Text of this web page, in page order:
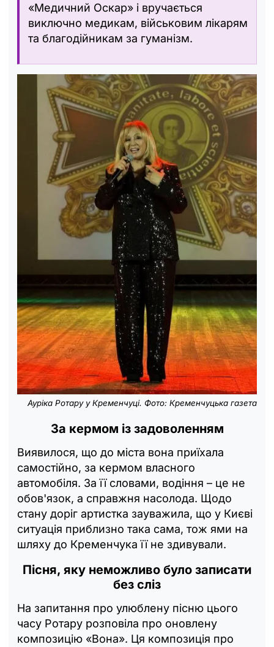
«Медичний Оскар» і вручається
виключно медикам, військовим лікарям
та благодійникам за гуманізм.
Ауріка Ротару у Кременчуці. Фото: Кременчуцька газета
За кермом із задоволенням
Виявилося, що до міста вона приїхала
самостійно, за кермом власного
автомобіля. За її словами, водіння – це не
обов'язок, а справжня насолода. Щодо
стану доріг артистка зауважила, що у Києві
ситуація приблизно така сама, тож ями на
шляху до Кременчука її не здивували.
Пісня, яку неможливо було записати
без сліз
На запитання про улюблену пісню цього
часу Ротару розповіла про оновлену
композицію «Вона». Ця композиція про